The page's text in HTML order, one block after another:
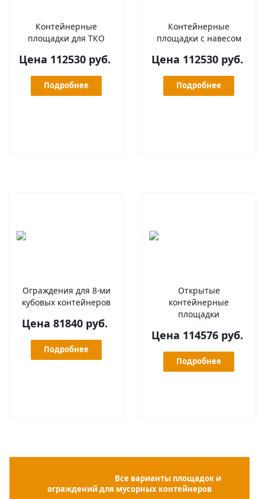
Контейнерные
площадки для ТКО
Цена 112530 руб.
Подробнее
Контейнерные
площадки с навесом
Цена 112530 руб.
Подробнее
Ограждения для 8-ми
кубовых контейнеров
Цена 81840 руб.
Подробнее
Открытые
контейнерные
площадки
Цена 114576 руб.
Подробнее
ограждений для мусорных контейнеров